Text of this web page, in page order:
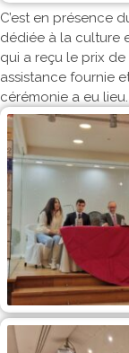
C’est en présence
dédiée à la culture
qui a reçu le prix
assistance fournie
cérémonie a eu lieu.